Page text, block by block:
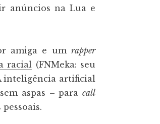
anúncios na Lua e
amiga e um rapper
racial (FNMeka: seu
inteligência artificial
aspas – paracall